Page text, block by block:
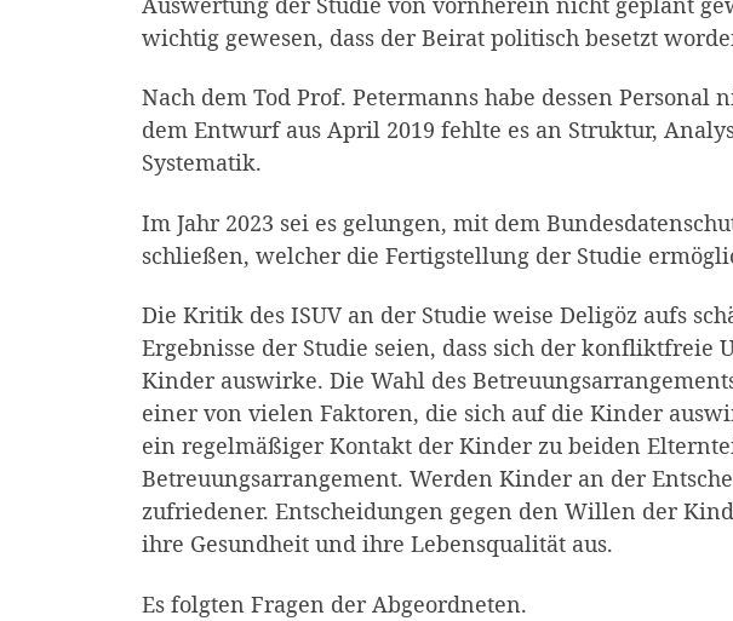
wichtig gewesen, dass der Beirat politisch besetzt
Nach dem Tod Prof. Petermanns habe dessen Personal
dem Entwurf aus April 2019 fehlte es an Struktur,
Systematik.
Im Jahr 2023 sei es gelungen, mit dem
schließen, welcher die Fertigstellung der Studie
Die Kritik des ISUV an der Studie weise Deligöz aufs
Ergebnisse der Studie seien, dass sich der
Kinder auswirke. Die Wahl des
einer von vielen Faktoren, die sich auf die Kinder
ein regelmäßiger Kontakt der Kinder zu beiden
Betreuungsarrangement. Werden Kinder an der
zufriedener. Entscheidungen gegen den Willen der
ihre Gesundheit und ihre Lebensqualität aus.
Es folgten Fragen der Abgeordneten.